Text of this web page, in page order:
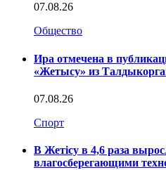
07.08.26
Общество
Ира отмечена в
«Жетысу» из
07.08.26
Спорт
В Жетісу в 4,6 раза
влагосберегающими